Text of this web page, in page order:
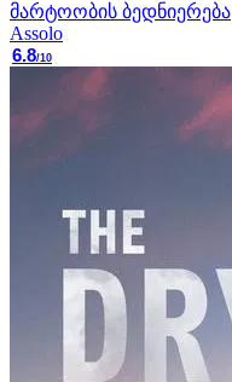
მარტოობის ბედნიერება
Assolo
6.8/10